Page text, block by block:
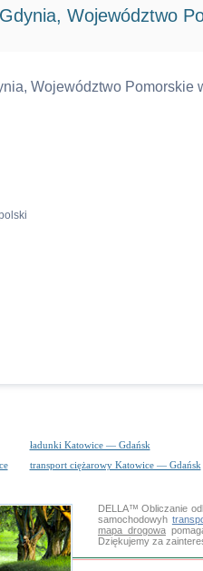
Województwo
Województwo Pomorskie
ładunki Katowice — Gdańsk
transport ciężarowy Katowice — Gdańsk
DELLA™Obliczanie
samochodowyh
mapa drogowa
Dziękujemy za